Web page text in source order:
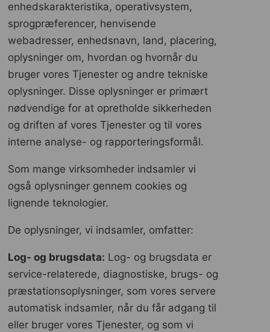
enhedskarakteristika, operativsystem,
sprogpræferencer, henvisende
webadresser, enhedsnavn, land, placering,
oplysninger om, hvordan og hvornår du
bruger vores Tjenester og andre tekniske
oplysninger. Disse oplysninger er primært
nødvendige for at opretholde sikkerheden
og driften af ​​vores Tjenester og til vores
interne analyse- og rapporteringsformål.
Som mange virksomheder indsamler vi
også oplysninger gennem cookies og
lignende teknologier.
De oplysninger, vi indsamler, omfatter:
Log- og brugsdata: Log- og brugsdata er
service-relaterede, diagnostiske, brugs- og
præstationsoplysninger, som vores servere
automatisk indsamler, når du får adgang til
eller bruger vores Tjenester, og som vi